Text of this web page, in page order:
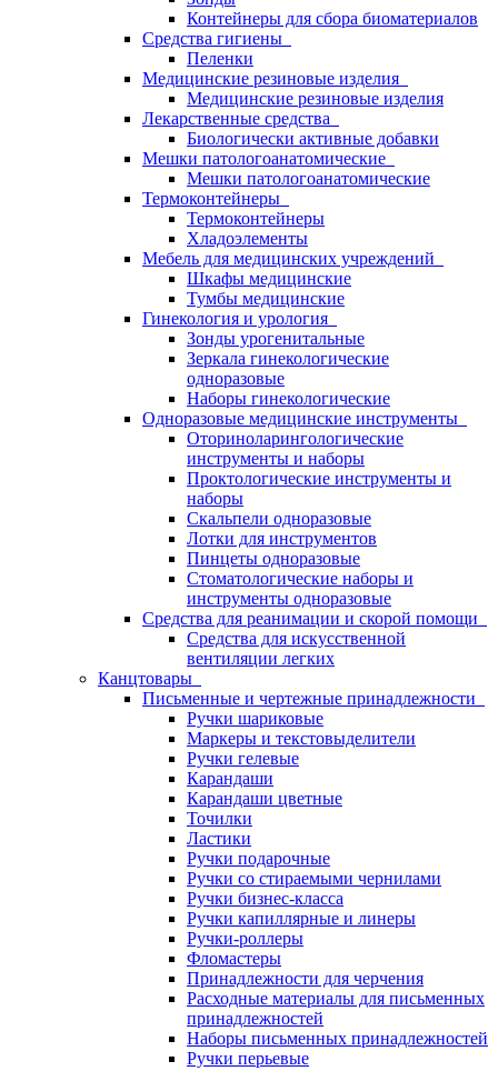
Контейнеры для сбора биоматериалов
Средства гигиены
Пеленки
Медицинские резиновые изделия
Медицинские резиновые изделия
Лекарственные средства
Биологически активные добавки
Мешки патологоанатомические
Мешки патологоанатомические
Термоконтейнеры
Термоконтейнеры
Хладоэлементы
Мебель для медицинских учреждений
Шкафы медицинские
Тумбы медицинские
Гинекология и урология
Зонды урогенитальные
Зеркала гинекологические
одноразовые
Наборы гинекологические
Одноразовые медицинские инструменты
Оториноларингологические
инструменты и наборы
Проктологические инструменты и
наборы
Скальпели одноразовые
Лотки для инструментов
Пинцеты одноразовые
Стоматологические наборы и
инструменты одноразовые
Средства для реанимации и скорой помощи
Средства для искусственной
вентиляции легких
Канцтовары
Письменные и чертежные принадлежности
Ручки шариковые
Маркеры и текстовыделители
Ручки гелевые
Карандаши
Карандаши цветные
Точилки
Ластики
Ручки подарочные
Ручки со стираемыми чернилами
Ручки бизнес-класса
Ручки капиллярные и линеры
Ручки-роллеры
Фломастеры
Принадлежности для черчения
Расходные материалы для письменных
принадлежностей
Наборы письменных принадлежностей
Ручки перьевые